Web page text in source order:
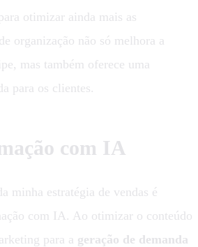
otimizar ainda mais as
organização não só melhora a
mas também oferece uma
para os clientes.
com IA
minha estratégia de vendas é
com IA. Ao otimizar o conteúdo
para a geração de demanda